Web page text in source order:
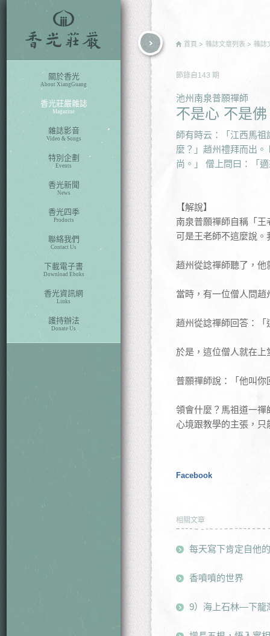
關於香光
About XiangGuang
香光莊嚴雜誌
Magazine
雜誌影音
Video & Songs
特別企劃
Events
香光新聞
News
香光四季
Products
聯絡我們
Contact Us
下載電子書
Download Eboks
香光資訊網
Links
護持辦法
Donate Us
首頁 雜誌文章列表 雜誌
節錄自 143 期
池州南泉普願禪師
不是心 不是
師有時云：「江西馬
麼？」趙州禮拜而出
尚。」 僧上問曰：「
【解說】
南泉普願禪師自稱「
可是王老師不這麼說
趙州從諗禪師聽了，
當時，有一位僧人問
趙州從諗禪師回答：
於是，這位僧人就在
普願禪師說：「他叫
領會什麼？馬祖道一
心境跟教學的主張，只
Facebook
相關文章
每天寫下肯定自他
香噴噴的世界
9）海上石林—下龍